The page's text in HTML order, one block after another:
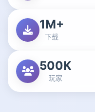
1M+
下载
500K
玩家